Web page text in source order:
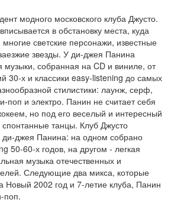
модного московского клуба Джусто.
в обстановку места, куда
светские персонажи, известные
звезды. У ди-джея Панина
музыки, собранная на CD и виниле, от
30-х и классики easy-listening до самых
стилистики: лаунж, серф,
поп и электро. Панин не считает себя
но под его веселый и интересный
спонтанные танцы. Клуб Джусто
ди-джея Панина: на одном собрано
50-60-х годов, на другом - легкая
музыка отечественных и
Следующие два микса, которые
Новый 2002 год и 7-летие клуба, Панин
поп.